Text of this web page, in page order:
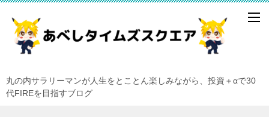
丸の内サラリーマンが人生をとことん楽しみながら、投資＋αで30
代FIREを目指すブログ